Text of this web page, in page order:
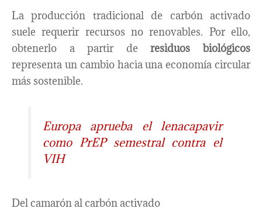
La producción tradicional de carbón activado
suele requerir recursos no renovables. Por ello,
obtenerlo a partir deresiduos biológicos
representa un cambio hacia una economía circular
más sostenible.
Europa aprueba el lenacapavir
como PrEP semestral contra el
VIH
Del camarón al carbón activado